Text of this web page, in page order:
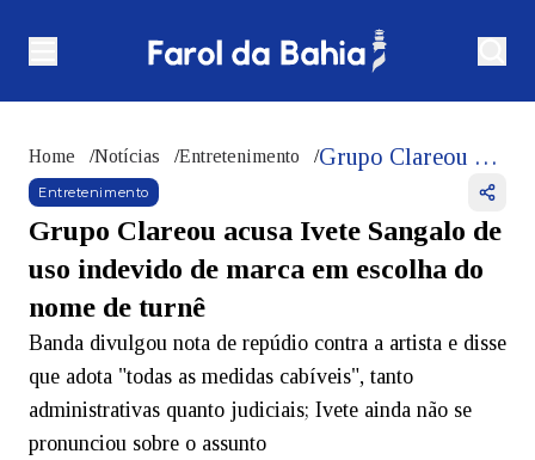
Home /Notícias /Entretenimento / Grupo Clareou acusa Ivete Sangalo de uso indevido de marca em escolha do nome de turnê
Entretenimento
Grupo Clareou acusa Ivete Sangalo de
uso indevido de marca em escolha do
nome de turnê
Banda divulgou nota de repúdio contra a artista e disse
que adota "todas as medidas cabíveis", tanto
administrativas quanto judiciais; Ivete ainda não se
pronunciou sobre o assunto